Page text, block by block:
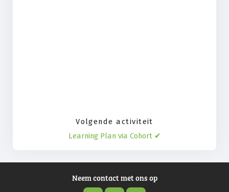
Volgende activiteit
Learning Plan via Cohort ✔︎
Neem contact met ons op